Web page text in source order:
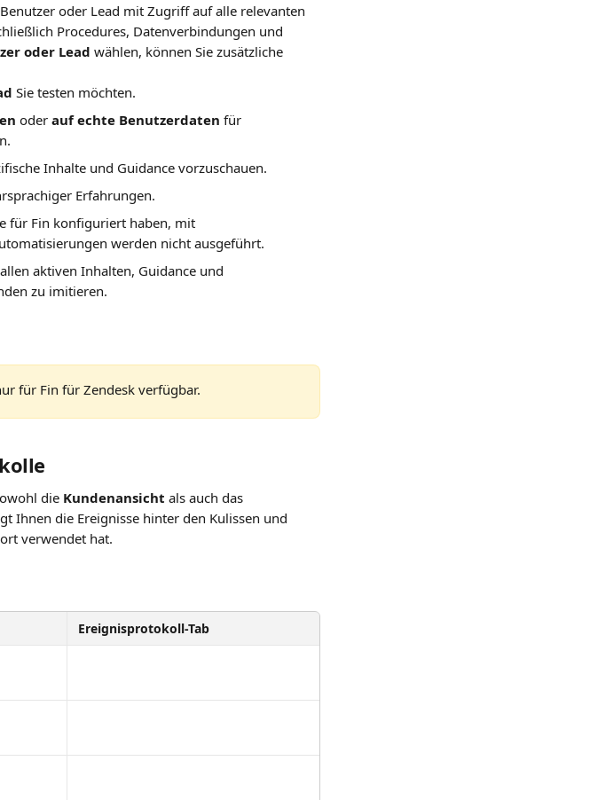
oder Lead mit Zugriff auf alle relevanten
Procedures, Datenverbindungen und
oder Lead wählen, können Sie zusätzliche
Sie testen möchten.
oder auf echte Benutzerdaten für
Inhalte und Guidance vorzuschauen.
Erfahrungen.
für Fin konfiguriert haben, mit
werden nicht ausgeführt.
aktiven Inhalten, Guidance und
zu imitieren.
für Fin für Zendesk verfügbar.
die Kundenansicht als auch das
Ihnen die Ereignisse hinter den Kulissen und
verwendet hat.
Ereignisprotokoll-Tab